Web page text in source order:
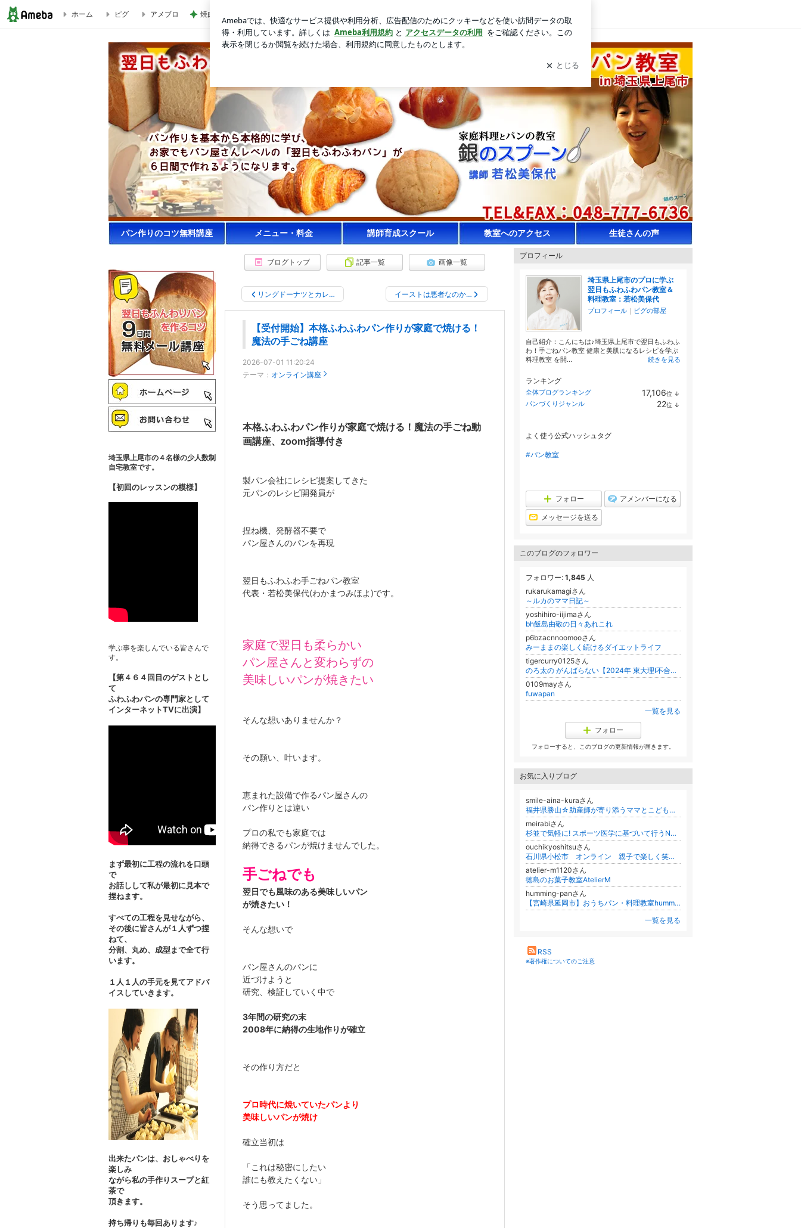
【受付開始】本格ふわふわパン作りが家庭で焼ける！魔法の手ごね講座 | プロに学ぶ！翌日もふわふわワンランク上の美味しいパン教室：埼玉
ホーム ピグ アメブロ 焼肉きんぐで暴食し増えた500g ログイン
ブログトップ 記事一覧 画像一覧
リングドーナツとカレ… イーストは悪者なのか…
【受付開始】本格ふわふわパン作りが家庭で焼ける！
魔法の手ごね講座
2026-07-01 11:20:24
テーマ： オンライン講座
本格ふわふわパン作りが家庭で焼ける！魔法の手ごね動
画講座、zoom指導付き
製パン会社にレシピ提案してきた
元パンのレシピ開発員が
捏ね機、発酵器不要で
パン屋さんのパンを再現
翌日もふわふわ手ごねパン教室
代表・若松美保代(わかまつみほよ)です。
家庭で翌日も柔らかい
パン屋さんと変わらずの
美味しいパンが焼きたい
そんな想いありませんか？
その願い、叶います。
恵まれた設備で作るパン屋さんの
パン作りとは違い
プロの私でも家庭では
納得できるパンが焼けませんでした。
手ごねでも
翌日でも風味のある美味しいパン
が焼きたい！
そんな想いで
パン屋さんのパンに
近づけようと
研究、検証していく中で
3年間の研究の末
2008年に納得の生地作りが確立
その作り方だと
プロ時代に焼いていたパンより
美味しいパンが焼け
確立当初は
「これは秘密にしたい
誰にも教えたくない」
そう思ってました。
プロフィール
埼玉県上尾市のプロに学ぶ
翌日もふわふわパン教室＆
料理教室：若松美保代
プロフィール ｜ ピグの部屋
自己紹介：こんにちは♪埼玉県上尾市で翌日もふわふ
わ！手ごねパン教室 健康と美肌になるレシピを学ぶ
料理教室 を開...
続きを見る
ランキング
全体ブログランキング 17,106位 ↓
パンづくりジャンル 22位 ↓
よく使う公式ハッシュタグ
#パン教室
フォロー アメンバーになる
メッセージを送る
このブログのフォロワー
フォロワー: 1,845 人
rukarukamagiさん
～ルカのママ日記～
yoshihiro-iijimaさん
bh飯島由敬の日々あれこれ
p6bzacnnoomooさん
みーままの楽しく続けるダイエットライフ
tigercurry0125さん
のろ太の がんばらない【2024年 東大理Ⅰ不合格】までの日記
0109mayさん
fuwapan
一覧を見る
フォロー
フォローすると、このブログの更新情報が届きます。
お気に入りブログ
smile-aina-kuraさん
福井県勝山☆助産師が寄り添うママとこどもの料理教室(パン・お菓子・料理）
meirabiさん
杉並で気軽に! スポーツ医学に基づいて行うNAMASTE YOGA×PILATESです！す。です！
ouchikyoshitsuさん
石川県小松市 オンライン 親子で楽しく笑顔に☆ おうちパンとかんたんおやつ おうち教室grow
atelier-m1120さん
徳島のお菓子教室AtelierM
humming-panさん
【宮崎県延岡市】おうちパン・料理教室humming＊「パン作りの基礎が学べる手ごねパン教室」
一覧を見る
RSS
※著作権についてのご注意
パン作りのコツ無料講座 メニュー・料金 講師育成スクール 教室へのアクセス 生徒さんの声
埼玉県上尾市の４名様の少人数制
自宅教室です。
【初回のレッスンの模様】
学ぶ事を楽しんでいる皆さんで
す。
【第４６４回目のゲストとし
て
ふわふわパンの専門家として
インターネットTVに出演】
まず最初に工程の流れを口頭
で
お話しして私が最初に見本で
捏ねます。
すべての工程を見せながら、
その後に皆さんが１人ずつ捏
ねて、
分割、丸め、成型まで全て行
います。
１人１人の手元を見てアドバ
イスしていきます。
出来たパンは、おしゃべりを
楽しみ
ながら私の手作りスープと紅
茶で
頂きます。
持ち帰りも毎回あります♪